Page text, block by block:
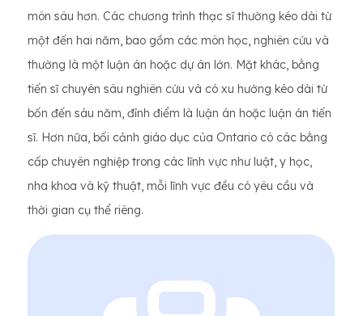
môn sâu hơn. Các chương trình thạc sĩ thường kéo dài từ
một đến hai năm, bao gồm các môn học, nghiên cứu và
thường là một luận án hoặc dự án lớn. Mặt khác, bằng
tiến sĩ chuyên sâu nghiên cứu và có xu hướng kéo dài từ
bốn đến sáu năm, đỉnh điểm là luận án hoặc luận án tiến
sĩ. Hơn nữa, bối cảnh giáo dục của Ontario có các bằng
cấp chuyên nghiệp trong các lĩnh vực như luật, y học,
nha khoa và kỹ thuật, mỗi lĩnh vực đều có yêu cầu và
thời gian cụ thể riêng.